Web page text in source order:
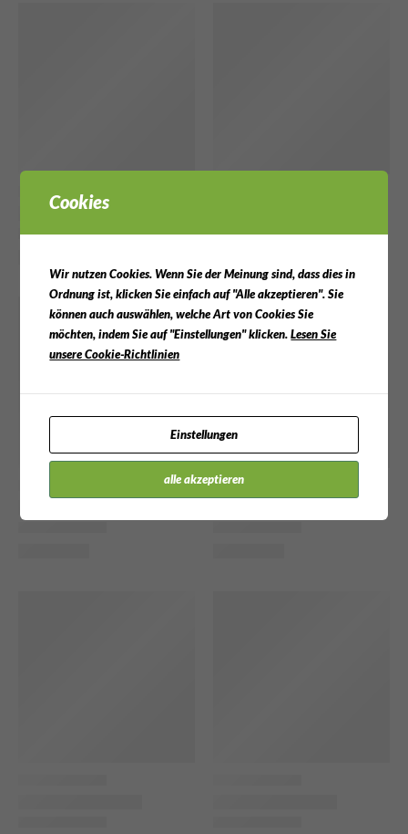
Cookies
Wir nutzen Cookies. Wenn Sie der Meinung sind, dass dies in
Ordnung ist, klicken Sie einfach auf "Alle akzeptieren". Sie
können auch auswählen, welche Art von Cookies Sie
möchten, indem Sie auf "Einstellungen" klicken.Lesen Sie
unsere Cookie-Richtlinien
Einstellungen
alle akzeptieren